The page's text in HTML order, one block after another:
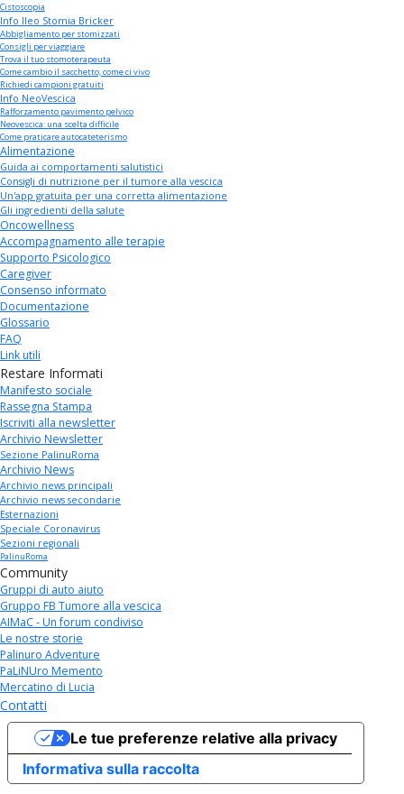
Cistoscopia
Info Ileo Stomia Bricker
Abbigliamento per stomizzati
Consigli per viaggiare
Trova il tuo stomoterapeuta
Come cambio il sacchetto, come ci vivo
Richiedi campioni gratuiti
Info NeoVescica
Rafforzamento pavimento pelvico
Neovescica: una scelta difficile
Come praticare autocateterismo
Alimentazione
Guida ai comportamenti salutistici
Consigli di nutrizione per il tumore alla vescica
Un'app gratuita per una corretta alimentazione
Gli ingredienti della salute
Oncowellness
Accompagnamento alle terapie
Supporto Psicologico
Caregiver
Consenso informato
Documentazione
Glossario
FAQ
Link utili
Restare Informati
Manifesto sociale
Rassegna Stampa
Iscriviti alla newsletter
Archivio Newsletter
Sezione PalinuRoma
Archivio News
Archivio news principali
Archivio news secondarie
Esternazioni
Speciale Coronavirus
Sezioni regionali
PalinuRoma
Community
Gruppi di auto aiuto
Gruppo FB Tumore alla vescica
AIMaC - Un forum condiviso
Le nostre storie
Palinuro Adventure
PaLiNUro Memento
Mercatino di Lucia
Contatti
Informativa sulla raccolta
Le tue preferenze relative alla privacy